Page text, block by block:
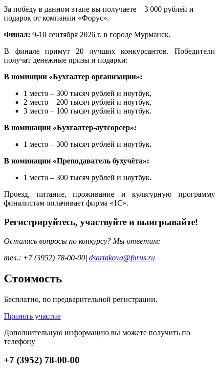
За победу в данном этапе вы получаете – 3 000 рублей и
подарок от компании «Форус».
Финал: 9-10 сентября 2026 г. в городе Мурманск.
В финале примут 20 лучших конкурсантов. Победители
получат денежные призы и подарки:
В номинции «Бухгалтер организации»:
1 место – 300 тысяч рублей и ноутбук,
2 место – 200 тысяч рублей и ноутбук,
3 место – 100 тысяч рублей и ноутбук.
В номинации «Бухгалтер-аутсорсер»:
1 место – 300 тысяч рублей и ноутбук.
В номинации «Преподаватель бухучёта»:
1 место – 300 тысяч рублей и ноутбук.
Проезд, питание, проживание и культурную программу
финалистам оплачивает фирма «1С».
Регистрируйтесь, участвуйте и выигрывайте!
Остались вопросы по конкурсу? Мы ответим:
тел.: +7 (3952) 78-00-00| dsartakova@forus.ru
Стоимость
Бесплатно, по предварительной регистрации.
Принять участие
Дополнительную информацию вы можете получить по
телефону
+7 (3952) 78-00-00